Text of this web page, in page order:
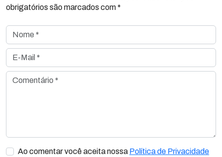
obrigatórios são marcados com *
Nome *
E-Mail *
Comentário *
Ao comentar você aceita nossa Política de Privacidade